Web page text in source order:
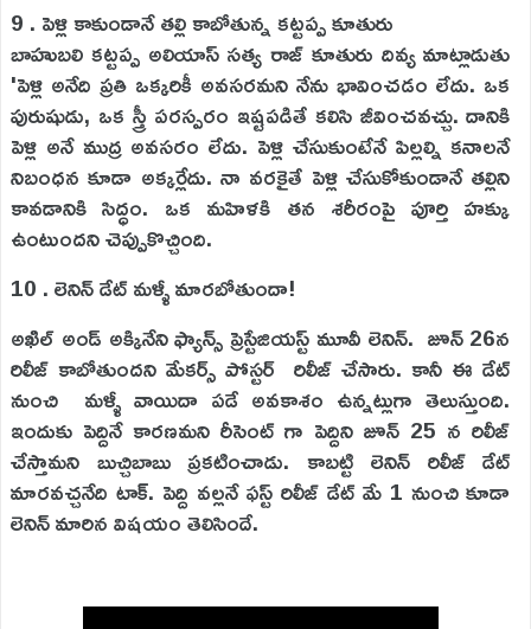
9 . పెళ్లి కాకుండానే తల్లి కాబోతున్న కట్టప్ప కూతురు
బాహుబలి కట్టప్ప అలియాస్ సత్య రాజ్ కూతురు దివ్య మాట్లాడుతు
'పెళ్లి అనేది ప్రతి ఒక్కరికీ అవసరమని నేను భావించడం లేదు. ఒక
పురుషుడు, ఒక స్త్రీ పరస్పరం ఇష్టపడితే కలిసి జీవించవచ్చు. దానికి
పెళ్లి అనే ముద్ర అవసరం లేదు. పెళ్లి చేసుకుంటేనే పిల్లల్ని కనాలనే
నిబంధన కూడా అక్కర్లేదు. నా వరకైతే పెళ్లి చేసుకోకుండానే తల్లిని
కావడానికి సిద్ధం. ఒక మహిళకి తన శరీరంపై పూర్తి హక్కు
ఉంటుందని చెప్పుకొచ్చింది.
10 . లెనిన్ డేట్ మళ్ళీ మారబోతుందా!
అఖిల్ అండ్ అక్కినేని ఫ్యాన్స్ ప్రెస్టేజియస్ట్ మూవీ లెనిన్. జూన్ 26న
రిలీజ్ కాబోతుందని మేకర్స్ పోస్టర్ రిలీజ్ చేసారు. కానీ ఈ డేట్
నుంచి మళ్ళీ వాయిదా పడే అవకాశం ఉన్నట్లుగా తెలుస్తుంది.
ఇందుకు పెద్దినే కారణమని రీసెంట్ గా పెద్దిని జూన్ 25 న రిలీజ్
చేస్తామని బుచ్చిబాబు ప్రకటించాడు. కాబట్టి లెనిన్ రిలీజ్ డేట్
మారవచ్చనేది టాక్. పెద్ది వల్లనే ఫస్ట్ రిలీజ్ డేట్ మే 1 నుంచి కూడా
లెనిన్ మారిన విషయం తెలిసిందే.